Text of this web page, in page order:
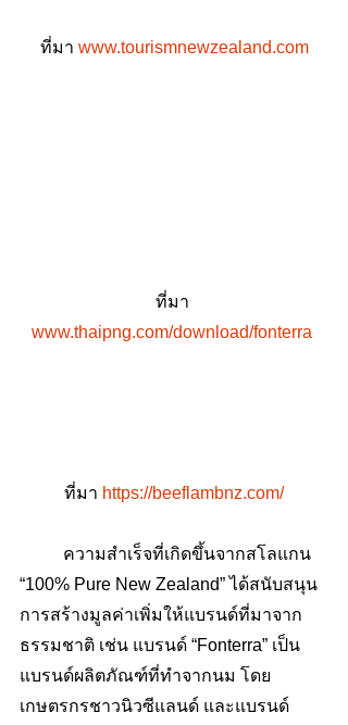
ที่มา www.tourismnewzealand.com
ที่มา
www.thaipng.com/download/fonterra
ที่มา https://beeflambnz.com/
“100% Pure New Zealand” ได้สนับสนุน
การสร้างมูลค่าเพิ่มให้แบรนด์ที่มาจาก
ธรรมชาติ เช่น แบรนด์ “Fonterra” เป็น
แบรนด์ผลิตภัณฑ์ที่ทำจากนม โดย
เกษตรกรชาวนิวซีแลนด์ และแบรนด์